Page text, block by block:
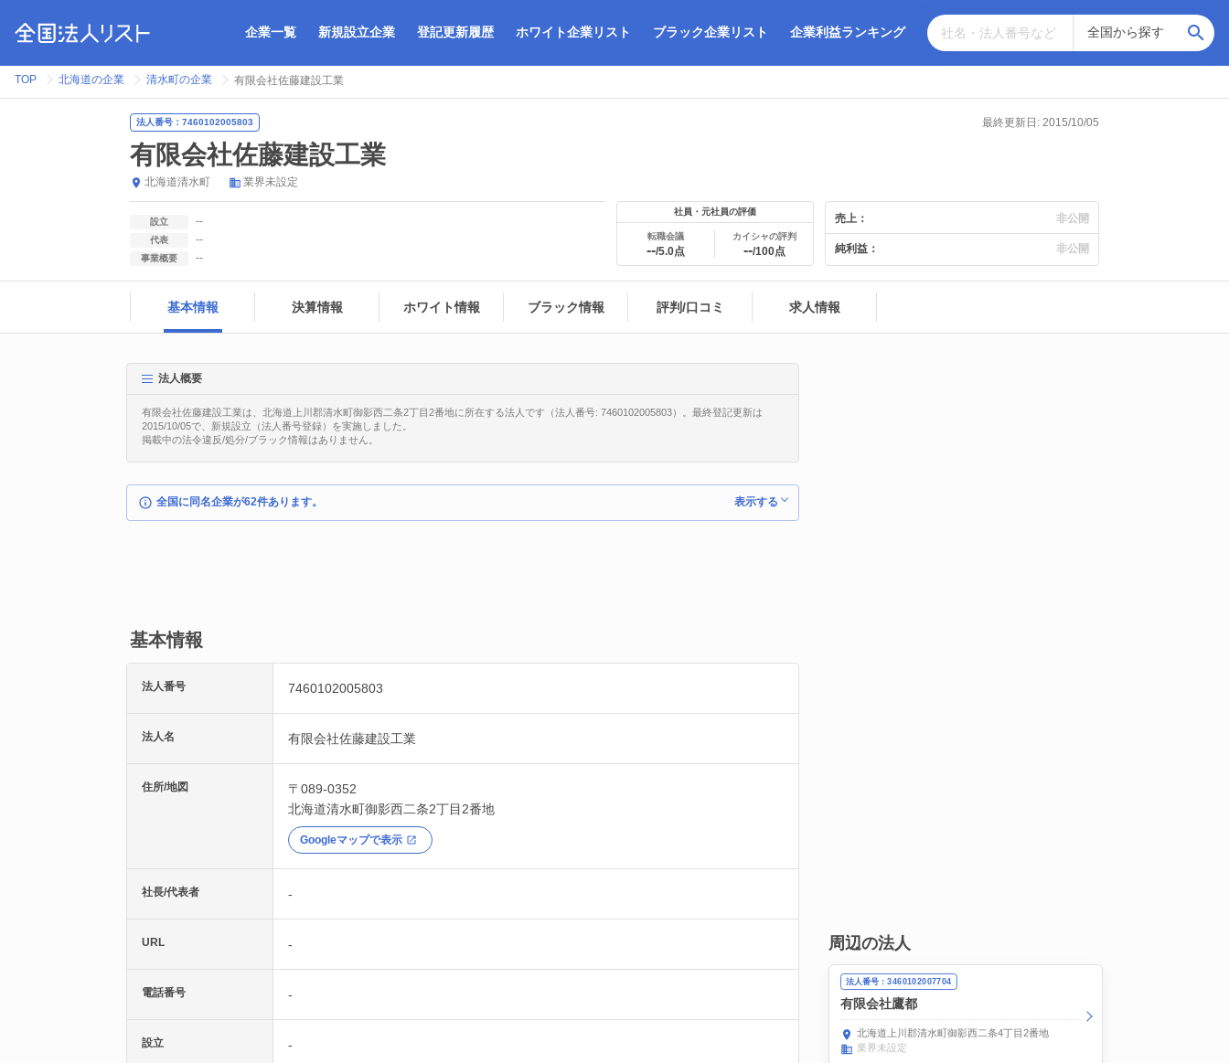
企業一覧 新規設立企業 登記更新履歴 ホワイト企業リスト ブラック企業リスト 企業利益ランキング
TOP 北海道の企業 清水町の企業 有限会社佐藤建設工業
法人番号：7460102005803 最終更新日: 2015/10/05
有限会社佐藤建設工業
北海道清水町 業界未設定
設立 --
代表 --
事業概要 --
社員・元社員の評価
転職会議
--/5.0点
カイシャの評判
--/100点
売上： 非公開
純利益： 非公開
基本情報 決算情報 ホワイト情報 ブラック情報 評判/口コミ 求人情報
法人概要
有限会社佐藤建設工業は、北海道上川郡清水町御影西二条2丁目2番地に所在する法人です（法人番号: 7460102005803）。最終登記更新は
2015/10/05で、新規設立（法人番号登録）を実施しました。
掲載中の法令違反/処分/ブラック情報はありません。
全国に同名企業が62件あります。 表示する
基本情報
法人番号 7460102005803
法人名 有限会社佐藤建設工業
住所/地図
〒089-0352
北海道清水町御影西二条2丁目2番地
Googleマップで表示
社長/代表者 -
URL -
電話番号 -
設立 -
周辺の法人
法人番号：3460102007704
有限会社鷹都
北海道上川郡清水町御影西二条4丁目2番地
業界未設定